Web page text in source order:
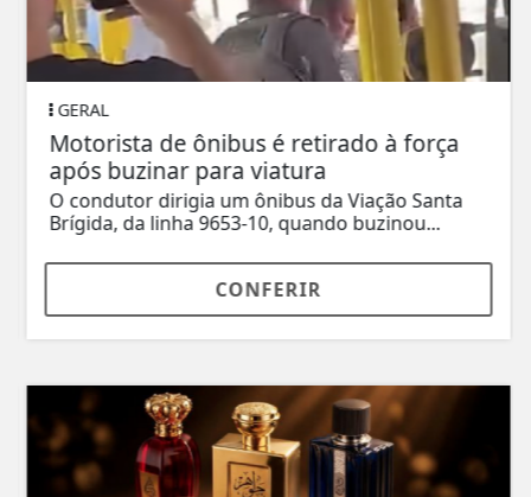
GERAL
Motorista de ônibus é retirado à força
após buzinar para viatura
O condutor dirigia um ônibus da Viação Santa
Brígida, da linha 9653-10, quando buzinou...
CONFERIR